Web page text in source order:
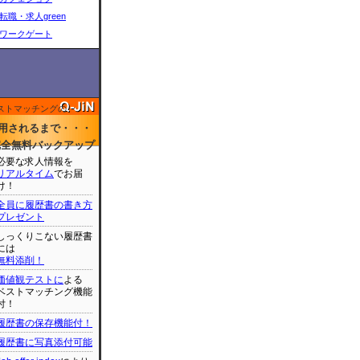
転職・求人green
ワークゲート
トマッチングの
されるまで・・・
無料バックアップ
要な求人情報を
アルタイムでお届
！
員に履歴書の書き方
レゼント
っくりこない履歴書
は
料添削！
値観テストによる
ストマッチング機能
！
歴書の保存機能付！
歴書に写真添付可能